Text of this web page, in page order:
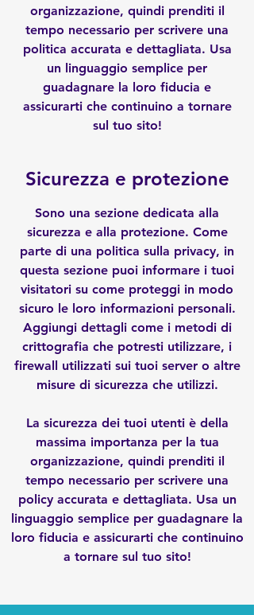
organizzazione, quindi prenditi il
tempo necessario per scrivere una
politica accurata e dettagliata. Usa
un linguaggio semplice per
guadagnare la loro fiducia e
assicurarti che continuino a tornare
sul tuo sito!
Sicurezza e protezione
Sono una sezione dedicata alla
sicurezza e alla protezione. Come
parte di una politica sulla privacy, in
questa sezione puoi informare i tuoi
visitatori su come proteggi in modo
sicuro le loro informazioni personali.
Aggiungi dettagli come i metodi di
crittografia che potresti utilizzare, i
firewall utilizzati sui tuoi server o altre
misure di sicurezza che utilizzi.
La sicurezza dei tuoi utenti è della
massima importanza per la tua
organizzazione, quindi prenditi il
tempo necessario per scrivere una
policy accurata e dettagliata. Usa un
linguaggio semplice per guadagnare la
loro fiducia e assicurarti che continuino
a tornare sul tuo sito!